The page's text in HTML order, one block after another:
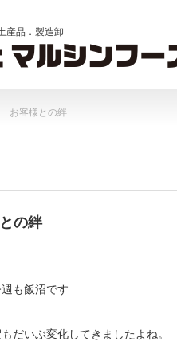
お客様との絆
の絆
も飯沼です
だいぶ変化してきましたよね。